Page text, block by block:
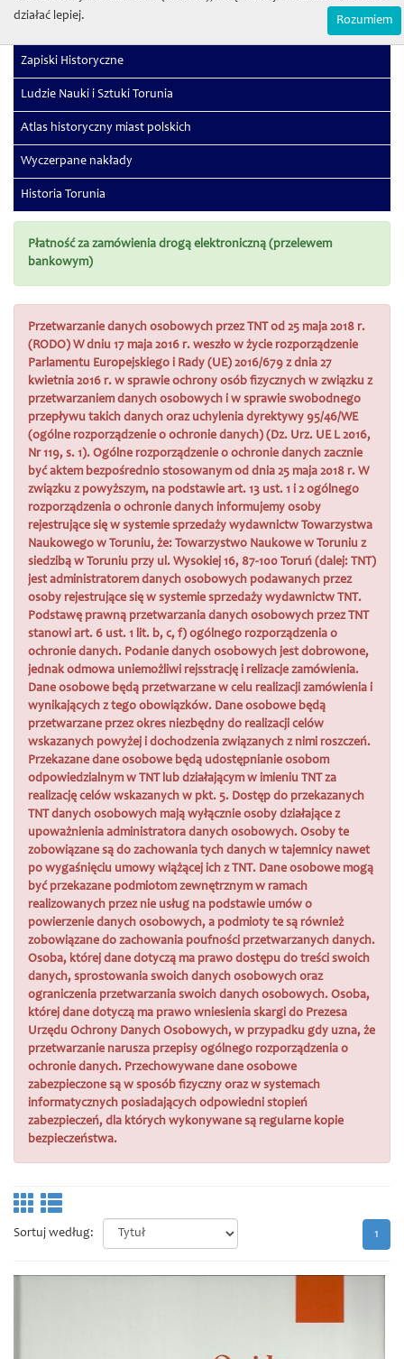
Zapiski Historyczne
Ludzie Nauki i Sztuki Torunia
Atlas historyczny miast polskich
Wyczerpane nakłady
Historia Torunia
Płatność za zamówienia drogą elektroniczną (przelewem
bankowym)
Przetwarzanie danych osobowych przez TNT od 25 maja 2018 r.
(RODO) W dniu 17 maja 2016 r. weszło w życie rozporządzenie
Parlamentu Europejskiego i Rady (UE) 2016/679 z dnia 27
kwietnia 2016 r. w sprawie ochrony osób fizycznych w związku z
przetwarzaniem danych osobowych i w sprawie swobodnego
przepływu takich danych oraz uchylenia dyrektywy 95/46/WE
(ogólne rozporządzenie o ochronie danych) (Dz. Urz. UE L 2016,
Nr 119, s. 1). Ogólne rozporządzenie o ochronie danych zacznie
być aktem bezpośrednio stosowanym od dnia 25 maja 2018 r. W
związku z powyższym, na podstawie art. 13 ust. 1 i 2 ogólnego
rozporządzenia o ochronie danych informujemy osoby
rejestrujące się w systemie sprzedaży wydawnictw Towarzystwa
Naukowego w Toruniu, że: Towarzystwo Naukowe w Toruniu z
siedzibą w Toruniu przy ul. Wysokiej 16, 87-100 Toruń (dalej: TNT)
jest administratorem danych osobowych podawanych przez
osoby rejestrujące się w systemie sprzedaży wydawnictw TNT.
Podstawę prawną przetwarzania danych osobowych przez TNT
stanowi art. 6 ust. 1 lit. b, c, f) ogólnego rozporządzenia o
ochronie danych. Podanie danych osobowych jest dobrowone,
jednak odmowa uniemożliwi rejsstrację i relizacje zamówienia.
Dane osobowe będą przetwarzane w celu realizacji zamówienia i
wynikających z tego obowiązków. Dane osobowe będą
przetwarzane przez okres niezbędny do realizacji celów
wskazanych powyżej i dochodzenia związanych z nimi roszczeń.
Przekazane dane osobowe będą udostępnianie osobom
odpowiedzialnym w TNT lub działającym w imieniu TNT za
realizację celów wskazanych w pkt. 5. Dostęp do przekazanych
TNT danych osobowych mają wyłącznie osoby działające z
upoważnienia administratora danych osobowych. Osoby te
zobowiązane są do zachowania tych danych w tajemnicy nawet
po wygaśnięciu umowy wiążącej ich z TNT. Dane osobowe mogą
być przekazane podmiotom zewnętrznym w ramach
realizowanych przez nie usług na podstawie umów o
powierzenie danych osobowych, a podmioty te są również
zobowiązane do zachowania poufności przetwarzanych danych.
Osoba, której dane dotyczą ma prawo dostępu do treści swoich
danych, sprostowania swoich danych osobowych oraz
ograniczenia przetwarzania swoich danych osobowych. Osoba,
której dane dotyczą ma prawo wniesienia skargi do Prezesa
Urzędu Ochrony Danych Osobowych, w przypadku gdy uzna, że
przetwarzanie narusza przepisy ogólnego rozporządzenia o
ochronie danych. Przechowywane dane osobowe
zabezpieczone są w sposób fizyczny oraz w systemach
informatycznych posiadających odpowiedni stopień
zabezpieczeń, dla których wykonywane są regularne kopie
bezpieczeństwa.
Sortuj według: 1
działać lepiej.
Rozumiem